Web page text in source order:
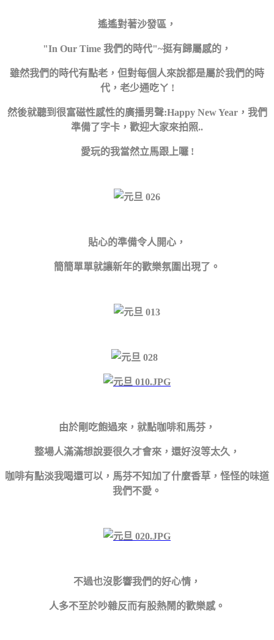
遙遙對著沙發區，
"In Our Time 我們的時代"~挺有歸屬感的，
雖然我們的時代有點老，但對每個人來說都是屬於我們的時
代，老少通吃ㄚ !
然後就聽到很富磁性感性的廣播男聲:Happy New Year，我們
準備了字卡，歡迎大家來拍照..
愛玩的我當然立馬跟上囉 !
貼心的準備令人開心，
簡簡單單就讓新年的歡樂氛圍出現了 。
由於剛吃飽過來，就點咖啡和馬芬，
整場人滿滿想說要很久才會來，還好沒等太久，
咖啡有點淡我喝還可以，馬芬不知加了什麼香草，怪怪的味道
我們不愛 。
不過也沒影響我們的好心情，
人多不至於吵雜反而有股熱鬧的歡樂感。